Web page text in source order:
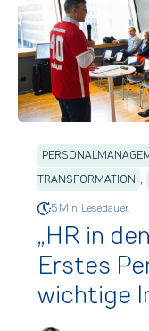
TRANSFORMATION ,
5 Min. Lesedauer.
„HR in
Erstes
wichtige